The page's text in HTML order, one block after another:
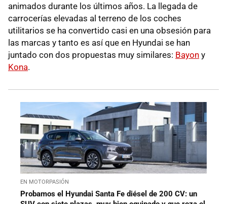
animados durante los últimos años. La llegada de
carrocerías elevadas al terreno de los coches
utilitarios se ha convertido casi en una obsesión para
las marcas y tanto es así que en Hyundai se han
juntado con dos propuestas muy similares: Bayon y
Kona.
EN MOTORPASIÓN
Probamos el Hyundai Santa Fe diésel de 200 CV: un